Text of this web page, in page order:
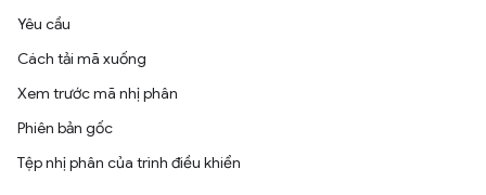
Yêu cầu
Cách tải mã xuống
Xem trước mã nhị phân
Phiên bản gốc
Tệp nhị phân của trình điều khiển